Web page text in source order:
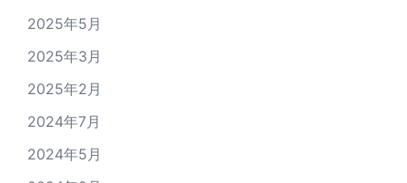
2025年5月
2025年3月
2025年2月
2024年7月
2024年5月